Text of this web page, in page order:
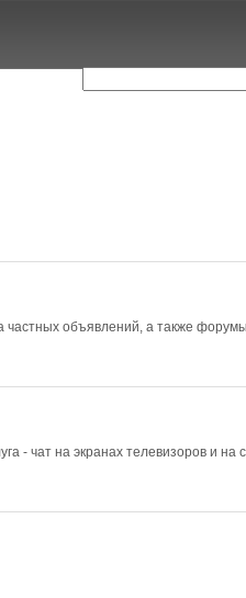
частных объявлений, а также
- чат на экранах телевизоров и на